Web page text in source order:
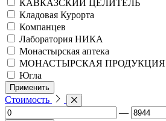
КАВКАЗСКИЙ ЦЕЛИТЕЛЬ
Кладовая Курорта
Компанцев
Лаборатория НИКА
Монастырская аптека
МОНАСТЫРСКАЯ ПРОДУКЦИЯ
Югла
Применить
Стоимость
—